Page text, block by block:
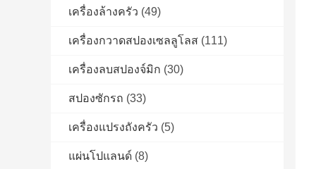
เครื่องล้างครัว (49)
เครื่องกวาดสปองเซลลูโลส (111)
เครื่องลบสปองจ์มิก (30)
สปองซักรถ (33)
เครื่องแปรงถังครัว (5)
แผ่นโปแลนด์ (8)